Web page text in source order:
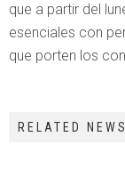
que a partir del
esenciales con
que porten los
RELATED NEWS